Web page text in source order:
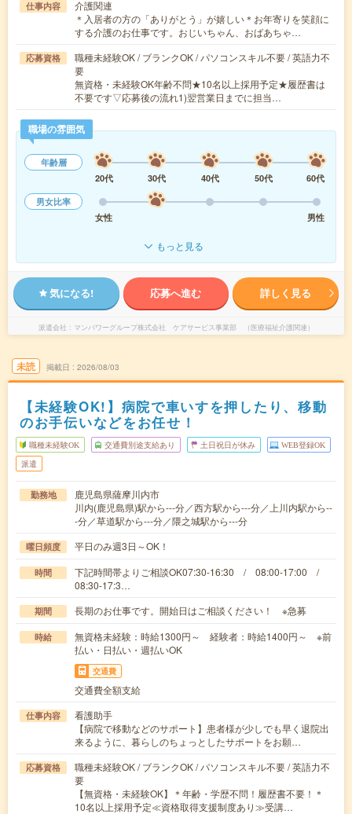
仕事内容
介護関連
＊入居者の方の「ありがとう」が嬉しい＊お年寄りを笑顔に
する介護のお仕事です。おじいちゃん、おばあちゃ…
応募資格
職種未経験OK / ブランクOK / パソコンスキル不要 / 英語力不
要
無資格・未経験OK年齢不問★10名以上採用予定★履歴書は
不要です▽応募後の流れ1)翌営業日までに担当…
職場の雰囲気
年齢層
20代
30代 40代 50代
60代
男女比率
女性
男性
もっと見る
気になる! 応募へ進む 詳しく見る
派遣会社 マンパワーグループ株式会社 ケアサービス事業部 （医療福祉介護関連）
未読 掲載日 2026/08/03
【未経験OK!】病院で車いすを押したり、移動
のお手伝いなどをお任せ！
職種未経験OK 交通費別途支給あり 土日祝日が休み WEB登録OK
派遣
勤務地
鹿児島県薩摩川内市
川内(鹿児島県)駅から---分／西方駅から---分／上川内駅から--
-分／草道駅から---分／隈之城駅から---分
曜日頻度 平日のみ週3日～OK！
時間
下記時間帯よりご相談OK07:30-16:30 / 08:00-17:00 /
08:30-17:3…
期間 長期のお仕事です。開始日はご相談ください！ ※急募
時給
無資格未経験：時給1300円～ 経験者：時給1400円～ ※前
払い・日払い・週払いOK
交通費
交通費全額支給
仕事内容
看護助手
【病院で移動などのサポート】患者様が少しでも早く退院出
来るように、暮らしのちょっとしたサポートをお願…
応募資格
職種未経験OK / ブランクOK / パソコンスキル不要 / 英語力不
要
【無資格・未経験OK】＊年齢・学歴不問！履歴書不要！＊
10名以上採用予定≪資格取得支援制度あり≫受講…